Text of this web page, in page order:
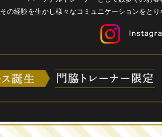
その経験を生かし様々なコミュニケーションをとり